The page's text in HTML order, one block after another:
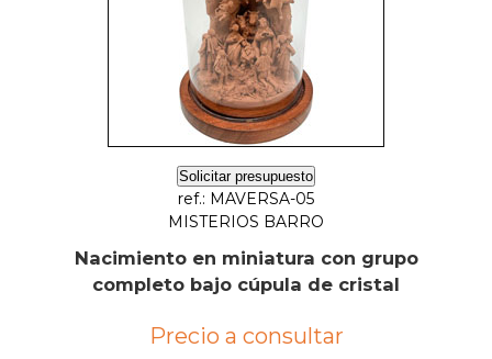
Solicitar presupuesto
ref.: MAVERSA-05
MISTERIOS BARRO
Nacimiento en miniatura con grupo
completo bajo cúpula de cristal
Precio a consultar